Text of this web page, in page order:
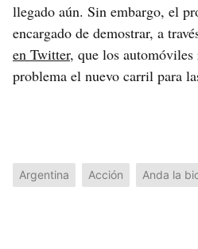
llegado aún. Sin embargo, el
encargado de demostrar, a
en Twitter, que los
problema el nuevo carril para
Argentina Acción Anda la